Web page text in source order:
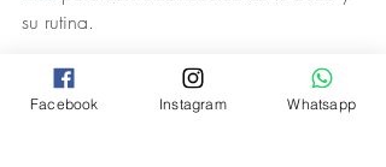
su rutina.
Hábitos para bebés
Actividades para bebés
CrecimientoBebés MadresRutina
Nenés
Facebook Instagram Whatsapp